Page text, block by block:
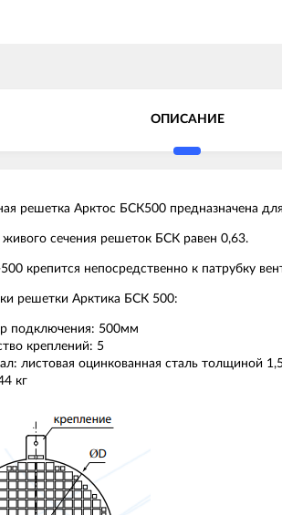
ОПИСАНИЕ
решетка Арктос БСК500 предназначена
сечения решеток БСК равен 0,63.
крепится непосредственно к патрубку
решетки Арктика БСК 500:
подключения: 500мм
креплений: 5
листовая оцинкованная сталь толщиной
кг